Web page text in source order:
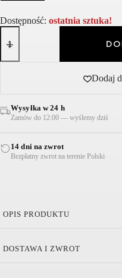
Dostępność: ostatnia sztuka!
ilość
KAPELUSZ
RAFII
Dodaj
Wysyłka w 24 h
Zamów do 12:00 — wyślemy dziś
14 dni na zwrot
Bezpłatny zwrot na terenie Polski
OPIS PRODUKTU
DOSTAWA I ZWROT